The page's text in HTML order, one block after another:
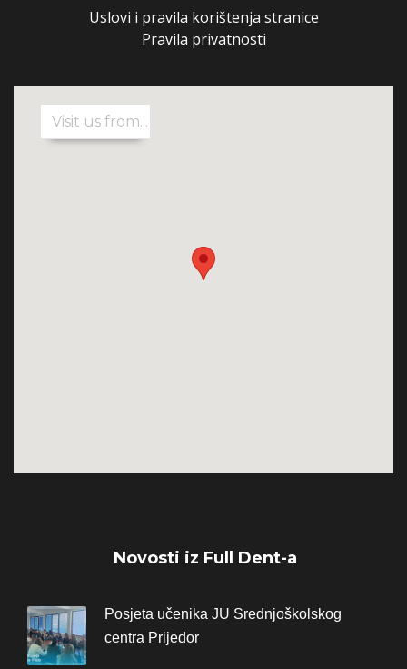
Uslovi i pravila korištenja stranice
Pravila privatnosti
Novosti iz Full Dent-a
Posjeta učenika JU Srednjoškolskog
centra Prijedor